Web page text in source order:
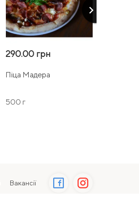
keyboard_arrow_right
290.00 грн
Піца Мадера
500 г
Вакансії